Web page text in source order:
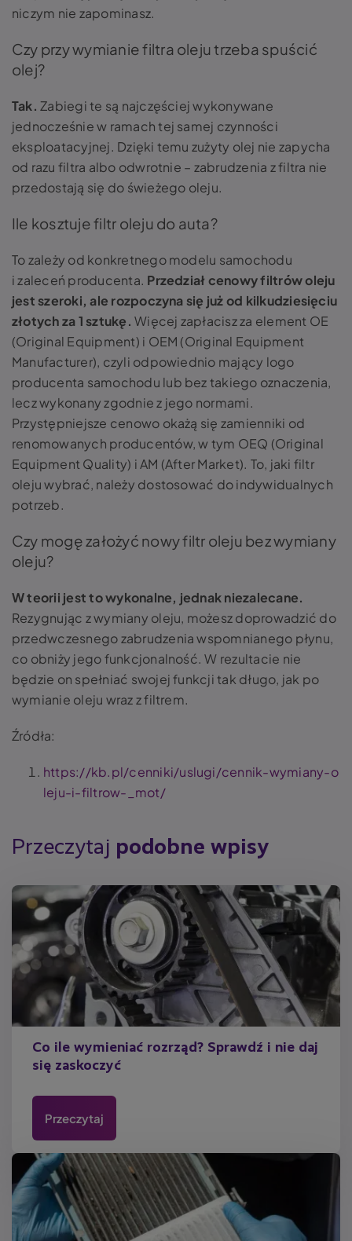
niczym nie zapominasz.
Czy przy wymianie filtra oleju trzeba spuścić
olej?
Tak. Zabiegi te są najczęściej wykonywane
jednocześnie w ramach tej samej czynności
eksploatacyjnej. Dzięki temu zużyty olej nie zapycha
od razu filtra albo odwrotnie – zabrudzenia z filtra nie
przedostają się do świeżego oleju.
Ile kosztuje filtr oleju do auta?
To zależy od konkretnego modelu samochodu
i zaleceń producenta. Przedział cenowy filtrów oleju
jest szeroki, ale rozpoczyna się już od kilkudziesięciu
złotych za 1 sztukę. Więcej zapłacisz za element OE
(Original Equipment) i OEM (Original Equipment
Manufacturer), czyli odpowiednio mający logo
producenta samochodu lub bez takiego oznaczenia,
lecz wykonany zgodnie z jego normami.
Przystępniejsze cenowo okażą się zamienniki od
renomowanych producentów, w tym OEQ (Original
Equipment Quality) i AM (After Market). To, jaki filtr
oleju wybrać, należy dostosować do indywidualnych
potrzeb.
Czy mogę założyć nowy filtr oleju bez wymiany
oleju?
W teorii jest to wykonalne, jednak niezalecane.
Rezygnując z wymiany oleju, możesz doprowadzić do
przedwczesnego zabrudzenia wspomnianego płynu,
co obniży jego funkcjonalność. W rezultacie nie
będzie on spełniać swojej funkcji tak długo, jak po
wymianie oleju wraz z filtrem.
Źródła:
https://kb.pl/cenniki/uslugi/cennik-wymiany-o
leju-i-filtrow-_mot/
Przeczytaj podobne wpisy
Co ile wymieniać rozrząd? Sprawdź i nie daj
się zaskoczyć
Przeczytaj